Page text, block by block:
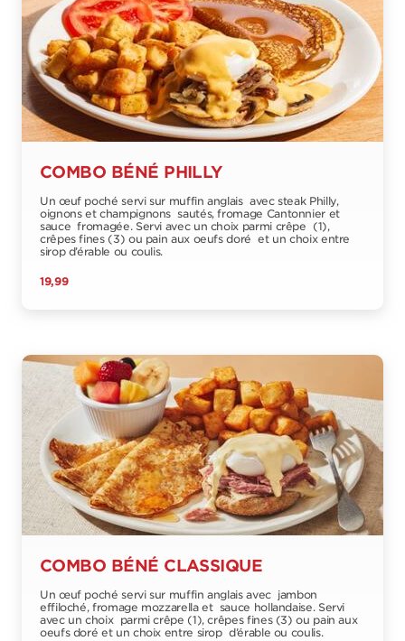
COMBO BÉNÉ PHILLY
Un œuf poché servi sur muffin anglais avec steak Philly,
oignons et champignons sautés, fromage Cantonnier et
sauce fromagée. Servi avec un choix parmi crêpe (1),
crêpes fines (3) ou pain aux oeufs doré et un choix entre
sirop d’érable ou coulis.
19,99
COMBO BÉNÉ CLASSIQUE
Un œuf poché servi sur muffin anglais avec jambon
effiloché, fromage mozzarella et sauce hollandaise. Servi
avec un choix parmi crêpe (1), crêpes fines (3) ou pain aux
oeufs doré et un choix entre sirop d’érable ou coulis.